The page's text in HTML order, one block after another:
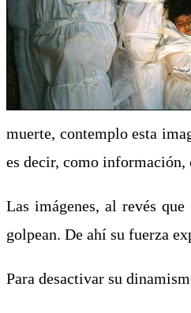
muerte, contemplo esta
es decir, como información,
Las imágenes, al revés
golpean. De ahí su fuerza
Para desactivar su